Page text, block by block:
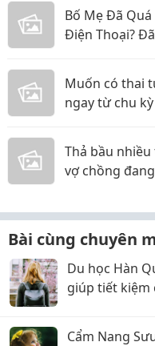
Bố Mẹ Đã
Điện Thoại?
Muốn có thai
ngay từ chu kỳ
Thả bầu
vợ chồng
Bài cùng chuyên
Du học Hàn
giúp tiết kiệm
Cẩm Nang